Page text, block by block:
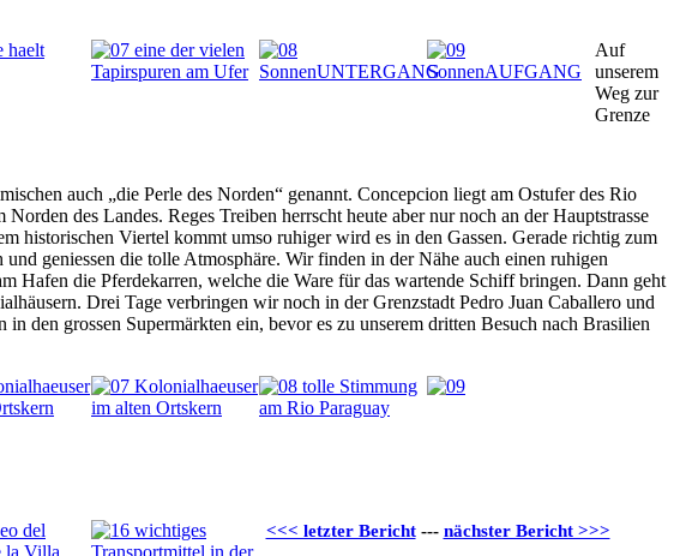
Auf
unserem
Weg zur
Grenze
auch „die Perle des Norden“ genannt. Concepcion liegt am Ostufer des Rio
des Landes. Reges Treiben herrscht heute aber nur noch an der Hauptstrasse
historischen Viertel kommt umso ruhiger wird es in den Gassen. Gerade richtig zum
geniessen die tolle Atmosphäre. Wir finden in der Nähe auch einen ruhigen
Hafen die Pferdekarren, welche die Ware für das wartende Schiff bringen. Dann geht
Drei Tage verbringen wir noch in der Grenzstadt Pedro Juan Caballero und
den grossen Supermärkten ein, bevor es zu unserem dritten Besuch nach Brasilien
<<< letzter Bericht --- nächster Bericht >>>